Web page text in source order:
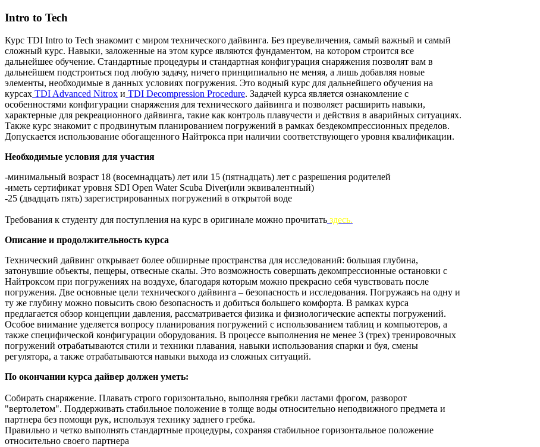
Intro to Tech
Курс TDI Intro to Tech знакомит с миром технического дайвинга. Без преувеличения, самый важный и самый
сложный курс. Навыки, заложенные на этом курсе являются фундаментом, на котором строится все
дальнейшее обучение. Стандартные процедуры и стандартная конфигурация снаряжения позволят вам в
дальнейшем подстроиться под любую задачу, ничего принципиально не меняя, а лишь добавляя новые
элементы, необходимые в данных условиях погружения. Это водный курс для дальнейшего обучения на
курсах TDI Advanced Nitrox и TDI Decompression Procedure. Задачей курса является ознакомление с
особенностями конфигурации снаряжения для технического дайвинга и позволяет расширить навыки,
характерные для рекреационного дайвинга, такие как контроль плавучести и действия в аварийных ситуациях.
Также курс знакомит с продвинутым планированием погружений в рамках бездекомпрессионных пределов.
Допускается использование обогащенного Найтрокса при наличии соответствующего уровня квалификации.
Необходимые условия для участия
-минимальный возраст 18 (восемнадцать) лет или 15 (пятнадцать) лет с разрешения родителей
-иметь сертификат уровня SDI Open Water Scuba Diver(или эквивалентный)
-25 (двадцать пять) зарегистрированных погружений в открытой воде
Требования к студенту для поступления на курс в оригинале можно прочитать здесь.
Описание и продолжительность курса
Технический дайвинг открывает более обширные пространства для исследований: большая глубина,
затонувшие объекты, пещеры, отвесные скалы. Это возможность совершать декомпрессионные остановки с
Найтроксом при погружениях на воздухе, благодаря которым можно прекрасно себя чувствовать после
погружения. Две основные цели технического дайвинга – безопасность и исследования. Погружаясь на одну и
ту же глубину можно повысить свою безопасность и добиться большего комфорта. В рамках курса
предлагается обзор концепции давления, рассматривается физика и физиологические аспекты погружений.
Особое внимание уделяется вопросу планирования погружений с использованием таблиц и компьютеров, а
также специфической конфигурации оборудования. В процессе выполнения не менее 3 (трех) тренировочных
погружений отрабатываются стили и техники плавания, навыки использования спарки и буя, смены
регулятора, а также отрабатываются навыки выхода из сложных ситуаций.
По окончании курса дайвер должен уметь:
Собирать снаряжение. Плавать строго горизонтально, выполняя гребки ластами фрогом, разворот
"вертолетом". Поддерживать стабильное положение в толще воды относительно неподвижного предмета и
партнера без помощи рук, используя технику заднего гребка.
Правильно и четко выполнять стандартные процедуры, сохраняя стабильное горизонтальное положение
относительно своего партнера